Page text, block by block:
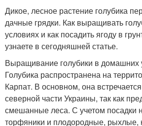
Дикое, лесное растение голубика
дачные грядки. Как выращивать
условиях и как посадить ягоду в
узнаете в сегодняшней статье.
Выращивание голубики в домашних
Голубика распространена на
Карпат. В основном, она
северной части Украины, так как
смешанные леса. С учетом посадки
торфяники и плодородные, рыхлые,